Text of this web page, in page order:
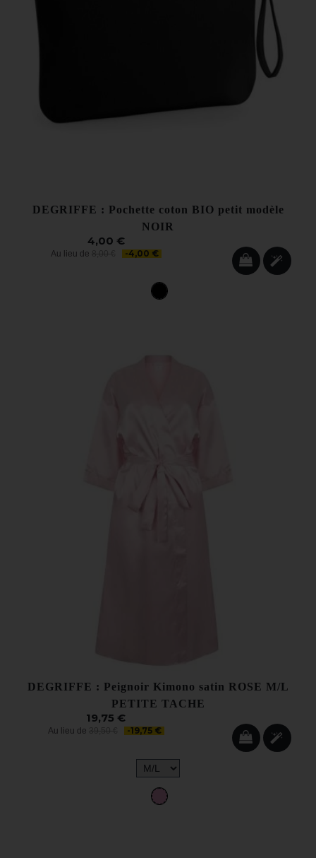
DEGRIFFE : Pochette coton BIO petit modèle
NOIR
4,00 €
Au lieu de -4,00 €
DEGRIFFE : Peignoir Kimono satin ROSE M/L
PETITE TACHE
19,75 €
Au lieu de -19,75 €